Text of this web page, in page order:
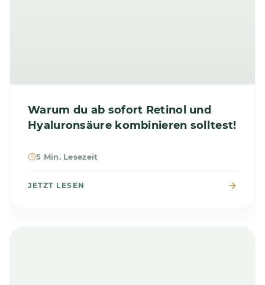
Warum du ab sofort Retinol und
Hyaluronsäure kombinieren solltest!
5 Min. Lesezeit
JETZT LESEN